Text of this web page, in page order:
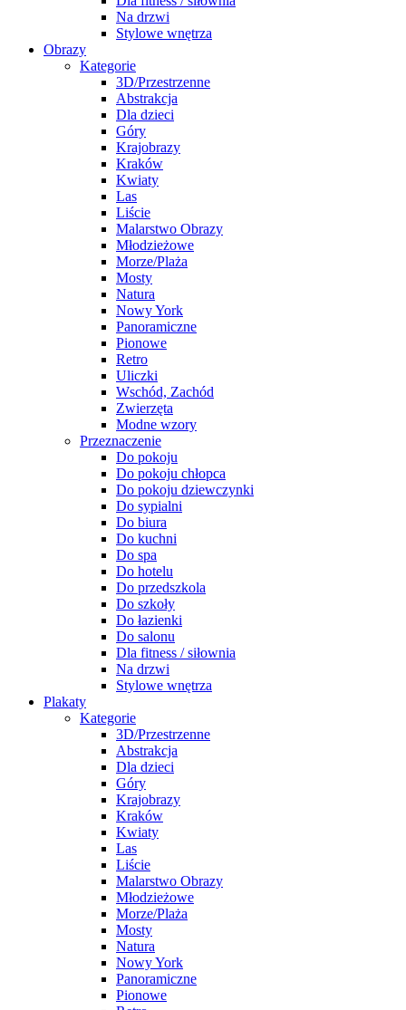
Na drzwi
Stylowe wnętrza
Obrazy
Kategorie
3D/Przestrzenne
Abstrakcja
Dla dzieci
Góry
Krajobrazy
Kraków
Kwiaty
Las
Liście
Malarstwo Obrazy
Młodzieżowe
Morze/Plaża
Mosty
Natura
Nowy York
Panoramiczne
Pionowe
Retro
Uliczki
Wschód, Zachód
Zwierzęta
Modne wzory
Przeznaczenie
Do pokoju
Do pokoju chłopca
Do pokoju dziewczynki
Do sypialni
Do biura
Do kuchni
Do spa
Do hotelu
Do przedszkola
Do szkoły
Do łazienki
Do salonu
Dla fitness / siłownia
Na drzwi
Stylowe wnętrza
Plakaty
Kategorie
3D/Przestrzenne
Abstrakcja
Dla dzieci
Góry
Krajobrazy
Kraków
Kwiaty
Las
Liście
Malarstwo Obrazy
Młodzieżowe
Morze/Plaża
Mosty
Natura
Nowy York
Panoramiczne
Pionowe